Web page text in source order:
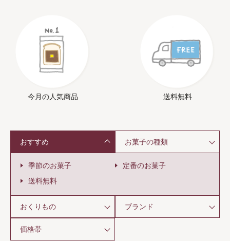
今月の人気商品 送料無料
おすすめ
季節のお菓子
定番のお菓子
送料無料
お菓子の種類
おくりもの ブランド
価格帯